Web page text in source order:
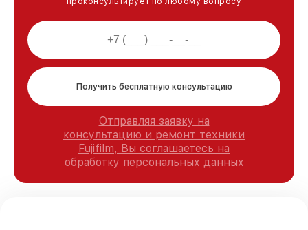
Получить бесплатную консультацию
Отправляя заявку на
консультацию и ремонт техники
Fujifilm, Вы соглашаетесь на
обработку персональных данных